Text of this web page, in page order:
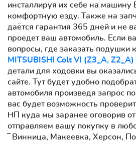
инсталлируя их себе на машину
комфортную езду. Также на
даётся гарантия 365 дней и не
проедет ваш автомобиль. Если
вопросы, где заказать подушки
MITSUBISHI Colt VI (Z3_A,
детали для ходовки вы
сайте. Тут будет удобно
автомобиля произведя запрос
вас будет возможность
НП куда мы заранее оговорив
отправляем вашу покупку в
‾ Винница, Макеевка, Херсон,